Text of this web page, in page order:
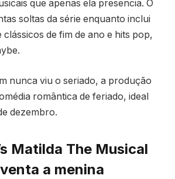
que apenas ela presencia. O
soltas da série enquanto inclui
de fim de ano e hits pop,
nunca viu o seriado, a produção
romântica de feriado, ideal
dezembro.
Matilda The Musical
a menina